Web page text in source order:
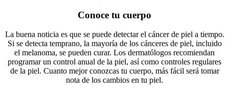
Conoce tu cuerpo
La buena noticia es que se puede detectar el cáncer de piel a tiempo.
Si se detecta temprano, la mayoría de los cánceres de piel, incluido
el melanoma, se pueden curar. Los dermatólogos recomiendan
programar un control anual de la piel, así como controles regulares
de la piel. Cuanto mejor conozcas tu cuerpo, más fácil será tomar
nota de los cambios en tu piel.